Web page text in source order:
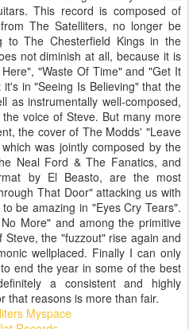
This record is composed of
The Satelliters, no longer be
to The Chesterfield Kings in the
not diminish at all, because it is
"Waste Of Time" and "Get It
in "Seeing Is Believing" that the
as instrumentally well-composed,
voice of Steve. But many more
the cover of The Modds' "Leave
was jointly composed by the
Neal Ford & The Fanatics, and
by El Beasto, are the most
That Door" attacking us with
be amazing in "Eyes Cry Tears".
More" and among the primitive
the "fuzzout" rise again and
wellplaced. Finally I can only
end the year in some of the best
a consistent and highly
that reasons is more than fair.
Myspace